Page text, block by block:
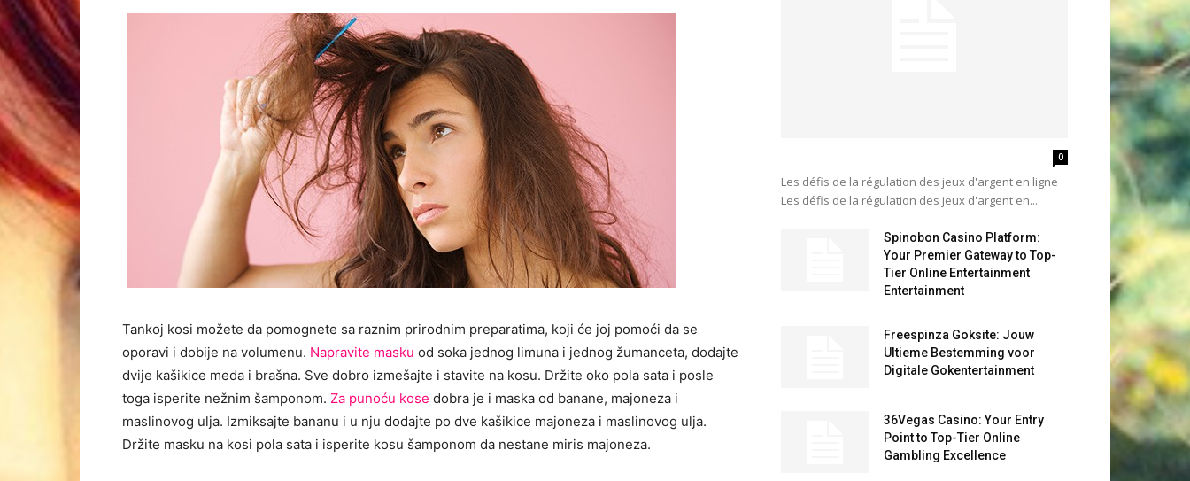
Tankoj kosi možete da pomognete sa raznim prirodnim preparatima, koji će joj pomoći da se
oporavi i dobije na volumenu. Napravite masku od soka jednog limuna i jednog žumanceta, dodajte
dvije kašikice meda i brašna. Sve dobro izmešajte i stavite na kosu. Držite oko pola sata i posle
toga isperite nežnim šamponom. Za punoću kose dobra je i maska od banane, majoneza i
maslinovog ulja. Izmiksajte bananu i u nju dodajte po dve kašikice majoneza i maslinovog ulja.
Držite masku na kosi pola sata i isperite kosu šamponom da nestane miris majoneza.
0
Les défis de la régulation des jeux d'argent en ligne
Les défis de la régulation des jeux d'argent en...
Spinobon Casino Platform:
Your Premier Gateway to Top-
Tier Online Entertainment
Entertainment
Freespinza Goksite: Jouw
Ultieme Bestemming voor
Digitale Gokentertainment
36Vegas Casino: Your Entry
Point to Top-Tier Online
Gambling Excellence